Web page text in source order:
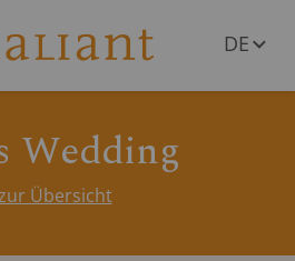
DE
Wedding
Übersicht